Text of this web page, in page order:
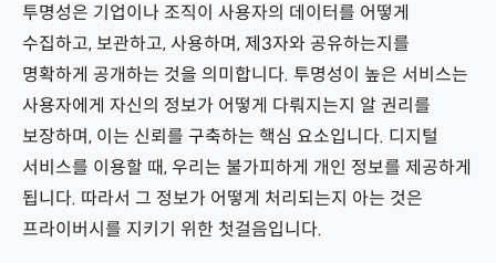
이메일
인스턴트 메신저
SNS
비밀번호 관리자
2단계 인증(2FA)
연락처
개인정보 처리방침
면책 조항 및 이용 약관
투명성 보고서
영장 카나리아
투명성은 기업이나 조직이 사용자의 데이터를 어떻게
수집하고, 보관하고, 사용하며, 제3자와 공유하는지를
명확하게 공개하는 것을 의미합니다. 투명성이 높은 서비스는
사용자에게 자신의 정보가 어떻게 다뤄지는지 알 권리를
보장하며, 이는 신뢰를 구축하는 핵심 요소입니다. 디지털
서비스를 이용할 때, 우리는 불가피하게 개인 정보를 제공하게
됩니다. 따라서 그 정보가 어떻게 처리되는지 아는 것은
프라이버시를 지키기 위한 첫걸음입니다.